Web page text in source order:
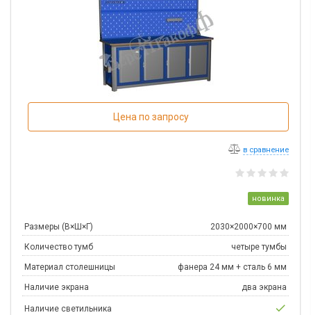
Цена по запросу
в сравнение
новинка
Размеры (В×Ш×Г) 2030×2000×700 мм
Количество тумб четыре тумбы
Материал столешницы фанера 24 мм + сталь 6 мм
Наличие экрана два экрана
Наличие светильника check